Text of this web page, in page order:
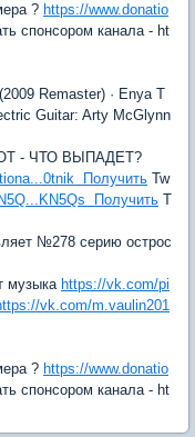
? https://www.donatio
спонсором канала - ht
Remaster) · Enya T
Guitar: Arty McGlynn
- ЧТО ВЫПАДЕТ?
Получить Tw
Получить T
№278 серию острос
музыка https://vk.com/pi
vk.com/m.vaulin201
? https://www.donatio
спонсором канала - ht